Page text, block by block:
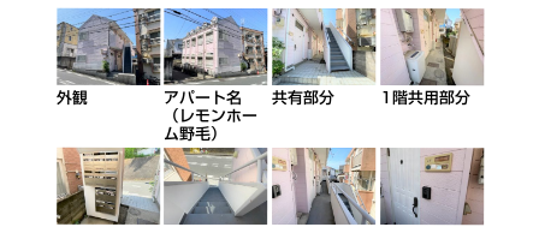
外観 アパート名
（レモンホー
ム野毛）
共有部分 1階共用部分